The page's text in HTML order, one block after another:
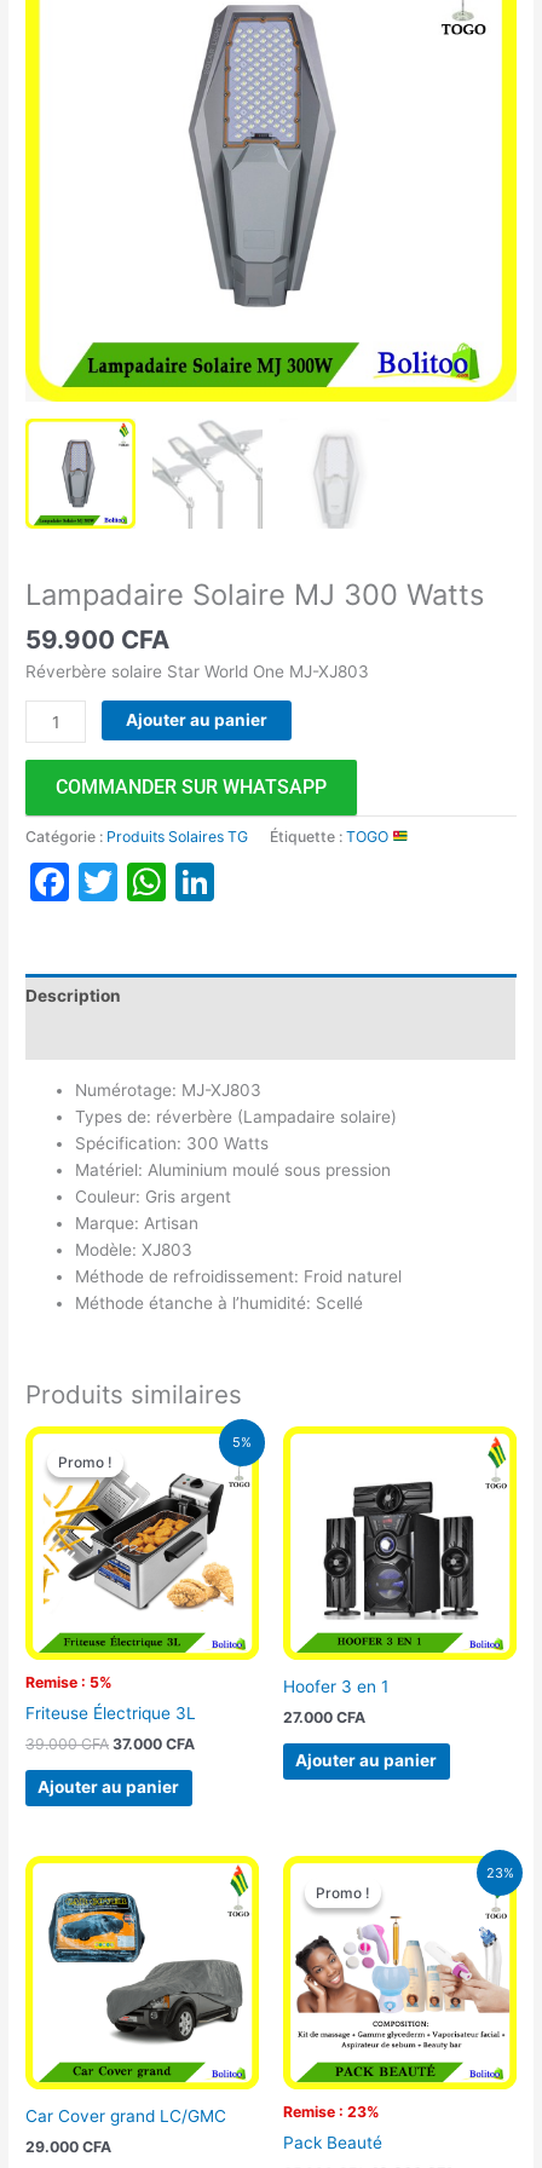
Lampadaire Solaire MJ 300 Watts
59.900 CFA
Réverbère solaire Star World One MJ-XJ803
Ajouter au panier
COMMANDER SUR WHATSAPP
Catégorie : Produits Solaires TG Étiquette :TOGO
Facebook
TwitterWhatsApp
Description
Numérotage: MJ-XJ803
Types de: réverbère (Lampadaire solaire)
Spécification: 300 Watts
Matériel: Aluminium moulé sous pression
Couleur: Gris argent
Marque: Artisan
Modèle: XJ803
Méthode de refroidissement: Froid naturel
Méthode étanche à l’humidité: Scellé
Produits similaires
5%
Promo !
Remise : 5%
Promo !
Friteuse Électrique 3L
39.000CFA
Le
initial
était :
39.000 CFA.
37.000CFA
Le
prix
actuel
est :
37.000 CFA.
Ajouter au panier
Hoofer 3 en 1
27.000 CFA
Ajouter au panier
Car Cover grand LC/GMC
29.000CFA
23%
Promo !
Remise : 23%
Promo !
Pack Beauté
Le
prix
initial
était :
65.000 CFA.
Le
prix
actuel
est :
49.900